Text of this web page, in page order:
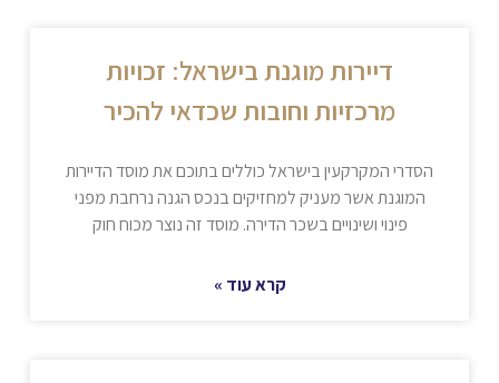
דיירות מוגנת בישראל: זכויות
מרכזיות וחובות שכדאי להכיר
הסדרי המקרקעין בישראל כוללים בתוכם את מוסד הדיירות
המוגנת אשר מעניק למחזיקים בנכס הגנה נרחבת מפני
פינוי ושינויים בשכר הדירה. מוסד זה נוצר מכוח חוק
קרא עוד »